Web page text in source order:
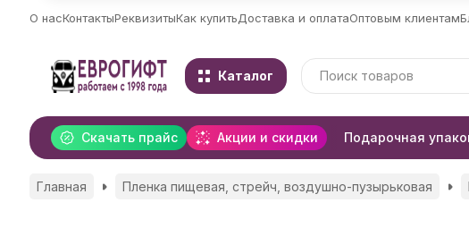
О насКонтактыРеквизитыКак купитьДоставка и оплатаОптовым клиентам
Каталог
Скачать прайс Акции и скидки Подарочная
Главная Пленка пищевая, стрейч, воздушно-пузырьковая